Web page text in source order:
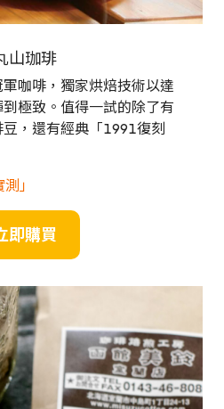
山珈琲
咖啡，獨家烘焙技術以達
極致。值得一試的除了有
，還有經典「1991復刻
」
即購買